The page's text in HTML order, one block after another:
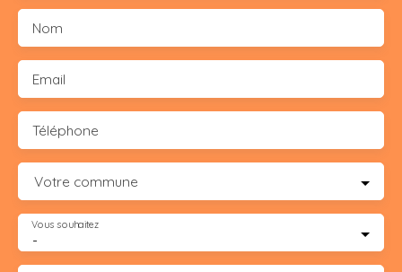
Nom
Email
Téléphone
Votre commune
-
Vous souhaitez